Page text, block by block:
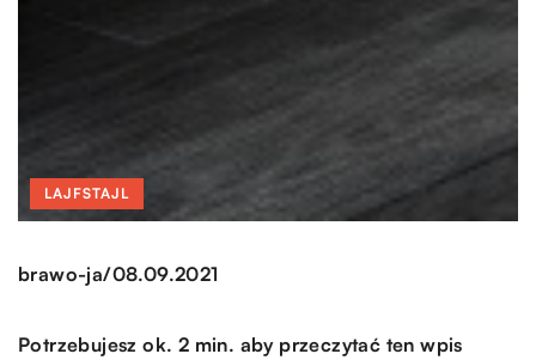
LAJFSTAJL
brawo-ja/08.09.2021
Potrzebujesz ok. 2 min. aby przeczytać ten wpis